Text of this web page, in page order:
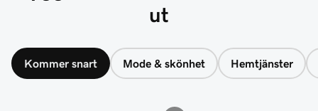
ut
Kommer snart Mode & skönhet Hemtjänster